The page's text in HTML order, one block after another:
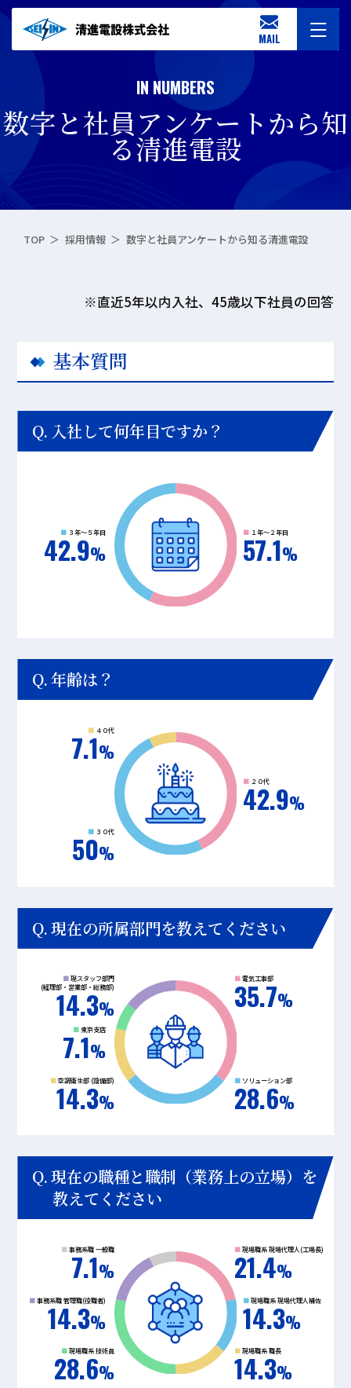
MAIL
IN NUMBERS
数字と社員アンケートから知
る清進電設
TOP 採用情報 数字と社員アンケートから知る清進電設
※直近5年以内入社、45歳以下社員の回答
基本質問
入社して何年目ですか？
１年～２年目
57.1
３年～５年目
42.9
年齢は？
２０代
42.9
３０代
50
４０代
7.1
現在の所属部門を教えてください
電気工事部
35.7
ソリューション部
28.6
空調衛生部 (設備部)
14.3
東京支店
7.1
現スタッフ部門
(経理部・営業部・総務部)
14.3
現在の職種と職制（業務上の立場）を
教えてください
現場職系 現場代理人(工場長)
21.4
現場職系 現場代理人補佐
14.3
現場職系 職長
14.3
現場職系 技術員
28.6
事務系職 管理職(役職者)
14.3
事務系職 一般職
7.1